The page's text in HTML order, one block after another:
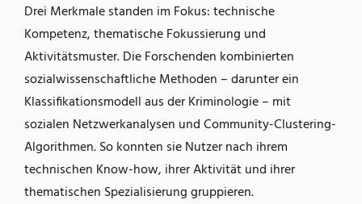
Drei Merkmale standen im Fokus: technische
Kompetenz, thematische Fokussierung und
Aktivitätsmuster. Die Forschenden kombinierten
sozialwissenschaftliche Methoden – darunter ein
Klassifikationsmodell aus der Kriminologie – mit
sozialen Netzwerkanalysen und Community-Clustering-
Algorithmen. So konnten sie Nutzer nach ihrem
technischen Know-how, ihrer Aktivität und ihrer
thematischen Spezialisierung gruppieren.